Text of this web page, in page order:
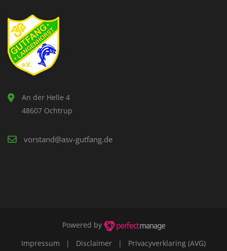
An der Helle 4
48607 Ochtrup
vorstand@asv-gutfang.de
Powered by
Impressum | Disclaimer | Privacyverklaring (AVG)